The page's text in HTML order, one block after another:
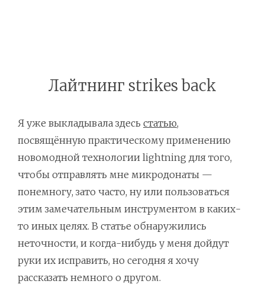
Лайтнинг strikes back
Я уже выкладывала здесь статью,
посвящённую практическому применению
новомодной технологии lightning для того,
чтобы отправлять мне микродонаты —
понемногу, зато часто, ну или пользоваться
этим замечательным инструментом в каких-
то иных целях. В статье обнаружились
неточности, и когда-нибудь у меня дойдут
руки их исправить, но сегодня я хочу
рассказать немного о другом.